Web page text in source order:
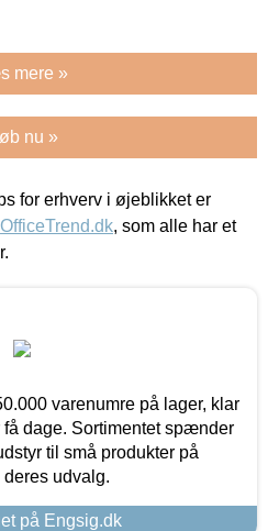
mere »
nu »
for erhverv i øjeblikket er
OfficeTrend.dk, som alle har et
varenumre på lager, klar
dage. Sortimentet spænder
til små produkter på
deres udvalg.
på Engsig.dk